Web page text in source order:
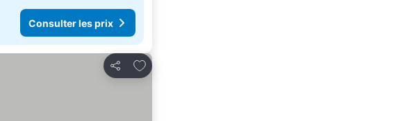
Consulter les prix
Partager
Ajouter à mes favoris